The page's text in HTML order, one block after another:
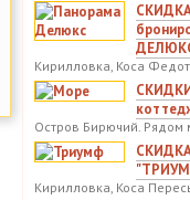
СКИДКА
Кирилловка, Коса
СКИДКИ
Остров Бирючий. Рядом
СКИДКА
Кирилловка, Коса